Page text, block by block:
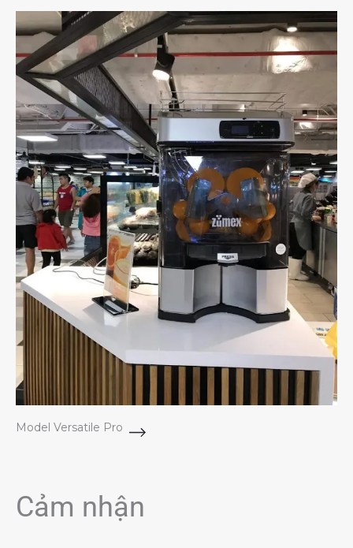
Model Versatile Pro
Cảm nhận